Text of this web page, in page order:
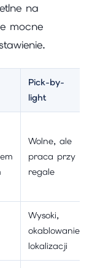
na
mocne
Pick-by-
light
Wolne, ale
praca przy
regale
Wysoki,
okablowanie
lokalizacji